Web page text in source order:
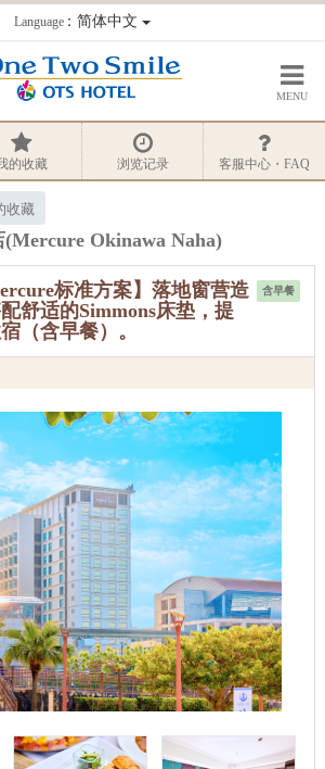
Language：简体中文
MENU
的收藏 浏览记录 客服中心・FAQ
收藏
Okinawa Naha)
含早餐
标准方案】落地窗营造
舒适的Simmons床垫，提
（含早餐）。